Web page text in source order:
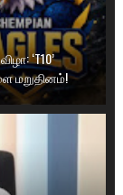
‘T10’
மறுதினம்!